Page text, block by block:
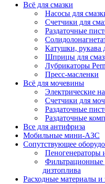
Всё для смазки
Насосы для
Счетчики для
Раздаточные
Катушки, рукава
Шприцы для
Лубрикаторы
Пресс-масленки
Всё для мочевины
Электрические
Счетчики для
Раздаточные
Раздаточные
Все для антифриза
Мобильные мини-АЗС
Сопутствующее
Пеногенераторы
Фильтрационные
дизтоплива
Расходные материалы и